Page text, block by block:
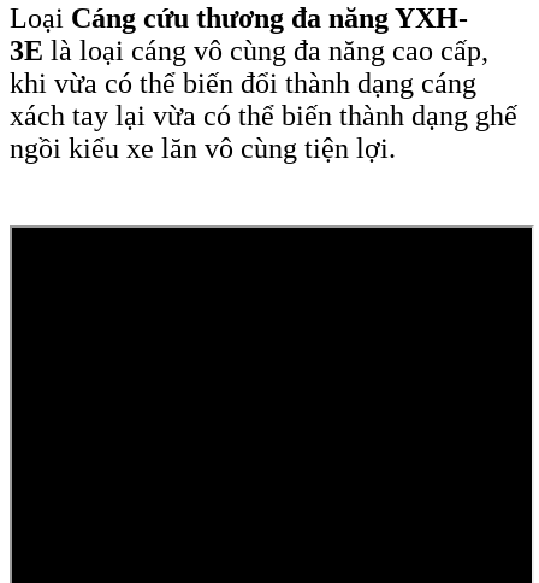
Loại Cáng cứu thương đa năng YXH-
3E là loại cáng vô cùng đa năng cao cấp,
khi vừa có thể biến đổi thành dạng cáng
xách tay lại vừa có thể biến thành dạng ghế
ngồi kiểu xe lăn vô cùng tiện lợi.